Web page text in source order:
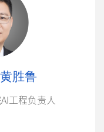
胜鲁
工程负责人